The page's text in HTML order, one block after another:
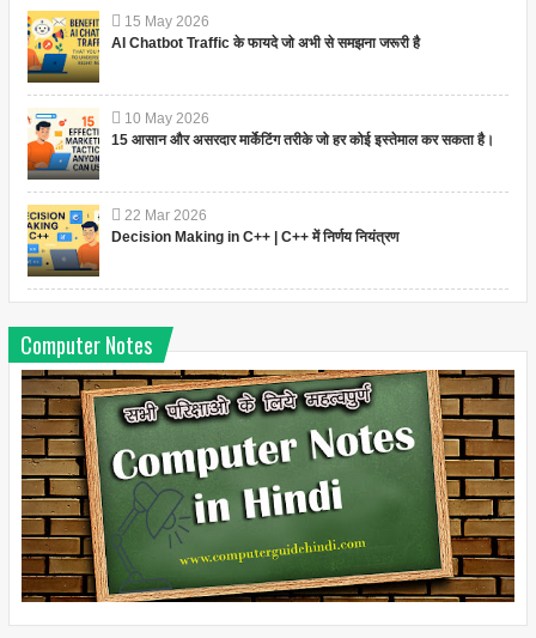
15 May 2026
AI Chatbot Traffic के फायदे जो अभी से समझना जरूरी है
10 May 2026
15 आसान और असरदार मार्केटिंग तरीके जो हर कोई इस्तेमाल कर सकता है।
22 Mar 2026
Decision Making in C++ | C++ में निर्णय नियंत्रण
Computer Notes